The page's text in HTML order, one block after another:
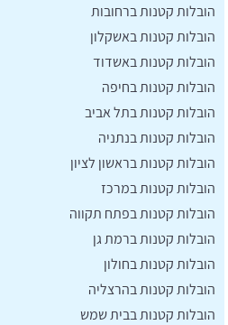
הובלות קטנות ברחובות
הובלות קטנות באשקלון
הובלות קטנות באשדוד
הובלות קטנות בחיפה
הובלות קטנות בתל אביב
הובלות קטנות בנתניה
הובלות קטנות בראשון לציון
הובלות קטנות במרכז
הובלות קטנות בפתח תקווה
הובלות קטנות ברמת גן
הובלות קטנות בחולון
הובלות קטנות בהרצליה
הובלות קטנות בבית שמש